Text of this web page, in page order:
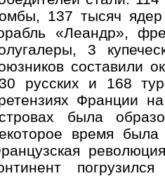
137 тысяч
«Леандр»,
3
составили
русских и 168
Франции
была
время